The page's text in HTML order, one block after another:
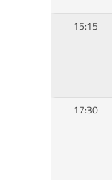
15:15
17:30